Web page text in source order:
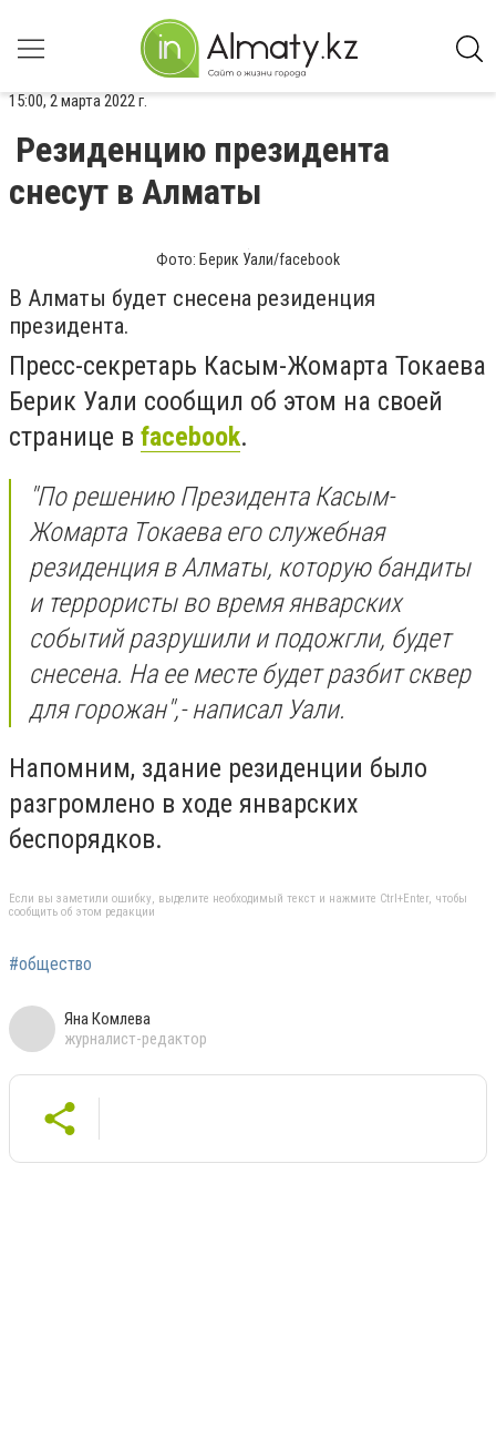
15:00, 2 марта 2022 г.
Резиденцию президента
снесут в Алматы
Фото: Берик Уали/facebook
В Алматы будет снесена резиденция
президента.
Пресс-секретарь Касым-Жомарта Токаева
Берик Уали сообщил об этом на своей
странице в facebook.
"По решению Президента Касым-
Жомарта Токаева его служебная
резиденция в Алматы, которую бандиты
и террористы во время январских
событий разрушили и подожгли, будет
снесена. На ее месте будет разбит сквер
для горожан",- написал Уали.
Напомним, здание резиденции было
разгромлено в ходе январских
беспорядков.
Если вы заметили ошибку, выделите необходимый текст и нажмите Ctrl+Enter, чтобы
сообщить об этом редакции
#общество
Яна Комлева
журналист-редактор